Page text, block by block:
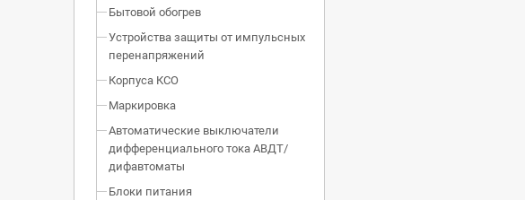
Бытовой обогрев
Устройства защиты от импульсных
перенапряжений
Корпуса КСО
Маркировка
Автоматические выключатели
дифференциального тока АВДТ/
дифавтоматы
Блоки питания